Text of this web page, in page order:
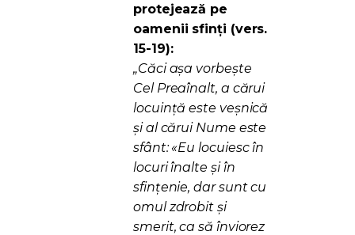
protejează pe
oamenii sfinți (vers.
15-19):
„Căci aşa vorbeşte
Cel Preaînalt, a cărui
locuinţă este veşnică
şi al cărui Nume este
sfânt: «Eu locuiesc în
locuri înalte şi în
sfinţenie, dar sunt cu
omul zdrobit şi
smerit, ca să înviorez